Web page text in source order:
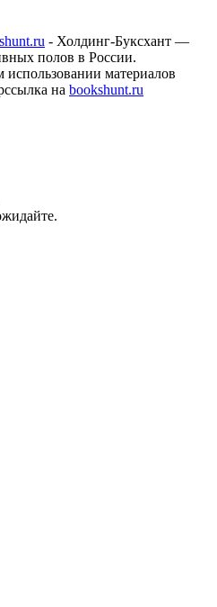
- Холдинг-Буксхант —
полов в России.
материалов
на bookshunt.ru